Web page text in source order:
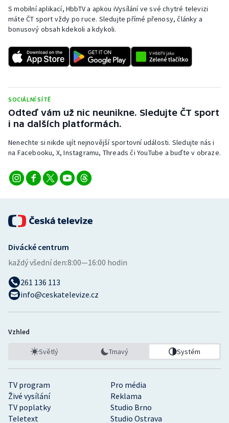
Parasport
Plavání
Plážový volejbal
Rychlobruslení
Rychlostní kanoistika
Short track
Sportovní střelba
Stolní tenis
Triatlon
Veslování
Volejbal
S mobilní aplikací, HbbTV a apkou iVysílání ve své chytré televizi
máte ČT sport vždy po ruce. Sledujte přímé přenosy, články a
bonusový obsah kdekoli a kdykoli.
SOCIÁLNÍ SÍTĚ
Odteď vám už nic neunikne. Sledujte ČT sport
i na dalších platformách.
Nenechte si nikde ujít nejnovější sportovní události. Sledujte nás i
na Facebooku, X, Instagramu, Threads či YouTube a buďte v obraze.
TV program
Pro média
Živé vysílání
Reklama
TV poplatky
Studio Brno
Teletext
Studio Ostrava
Divácké centrum
každý všední den:8:00—16:00 hodin
261 136 113
info@ceskatelevize.cz
Vzhled
Světlý Tmavý Systém